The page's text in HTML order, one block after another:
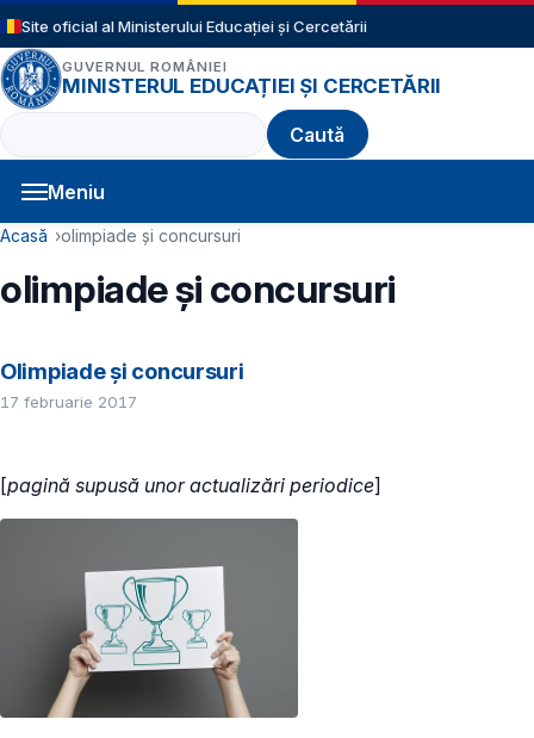
Sari la conținutul principal
Site oficial al Ministerului Educației și Cercetării
GUVERNUL ROMÂNIEI
MINISTERUL EDUCAȚIEI ȘI CERCETĂRII
Caută
Meniu
Navigație principală
Cale de navigare
Acasă olimpiade și concursuri
olimpiade și concursuri
Olimpiade și concursuri
17 februarie 2017
[pagină supusă unor actualizări periodice]